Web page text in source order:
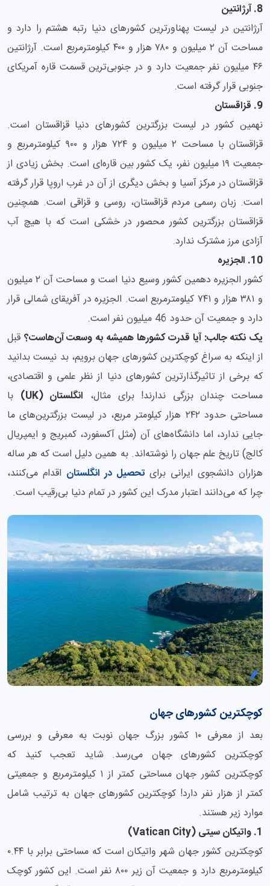
8. آرژانتین
آرژانتین در لیست پهناورترین کشورهای دنیا رتبه هشتم را دارد و
مساحت آن ۲ میلیون و ۷۸۰ هزار و ۴۰۰ کیلومترمربع است. آرژانتین
۴۶ میلیون نفر جمعیت دارد و در جنوبی‌ترین قسمت قاره آمریکای
جنوبی قرار گرفته است.
9. قزاقستان
نهمین کشور در لیست بزرگترین کشورهای دنیا قزاقستان است.
قزاقستان با مساحت ۲ میلیون و ۷۲۴ هزار و ۹۰۰ کیلومترمربع و
جمعیت ۱۹ میلیون نفر، یک کشور بین قاره‌ای است. بخش زیادی از
قزاقستان در مرکز آسیا و بخش دیگری از آن در غرب اروپا قرار گرفته
است. زبان رسمی مردم قزاقستان، روسی و قزاقی است. همچنین
قزاقستان بزرگترین کشور محصور در خشکی است که با هیچ آب
آزادی مرز مشترک ندارد.
10. الجزیره
کشور الجزیره دهمین کشور وسیع دنیا است و مساحت آن ۲ میلیون
و ۳۸۱ هزار و ۷۴۱ کیلومترمربع است. الجزیره در آفریقای شمالی قرار
دارد و جمعیت آن حدود 46 میلیون نفر است.
یک نکته جالب: آیا قدرت کشورها همیشه به وسعت آن‌هاست؟ قبل
از اینکه به سراغ کوچکترین کشورهای جهان برویم، بد نیست بدانید
که برخی از تاثیرگذارترین کشورهای دنیا از نظر علمی و اقتصادی،
مساحت چندان بزرگی ندارند! برای مثال، انگلستان (UK)
با
مساحتی حدود ۲۴۲ هزار کیلومتر مربع، در لیست بزرگترین‌های ما
جایی ندارد، اما دانشگاه‌های آن (مثل آکسفورد، کمبریج و ایمپریال
کالج) تاریخ علم جهان را نوشته‌اند. به همین دلیل است که هر ساله
هزاران دانشجوی ایرانی برای تحصیل در انگلستان اقدام می‌کنند،
چرا که می‌دانند اعتبار مدرک این کشور در تمام دنیا بی‌رقیب است.
کوچکترین کشورهای جهان
بعد از معرفی ۱۰ کشور بزرگ جهان نوبت به معرفی و بررسی
کوچکترین کشورهای جهان می‌رسد. شاید تعجب کنید که
کوچکترین کشور جهان مساحتی کمتر از ۱ کیلومترمربع و جمعیتی
کمتر از هزار نفر دارد! کوچکترین کشورهای جهان به ترتیب شامل
موارد زیر هستند.
1. واتیکان سیتی (Vatican City)
کوچکترین کشور جهان شهر واتیکان است که مساحتی برابر با ۰.۴۴
کیلومترمربع دارد و جمعیت آن زیر ۸۰۰ نفر است. این کشور کوچک